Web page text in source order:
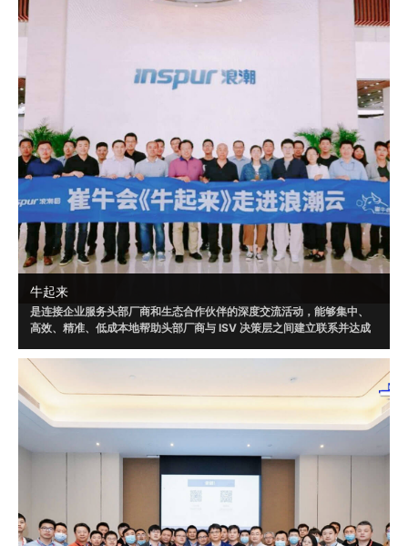
牛起来
是连接企业服务头部厂商和生态合作伙伴的深度交流活动，能够集中、
高效、精准、低成本地帮助头部厂商与 ISV 决策层之间建立联系并达成
向伙伴现场对接。
目前，牛起来已走过腾讯云、微软、字节跳动、WPS、AWS、京东云、
华为云、明源云、企业微信、阿里钉钉、火山引擎、甲骨文、UCloud、
畅捷通、浪潮云、视源、EC、融云、明道云、蓝凌、泛微、二维火、烽
达成了多起合作。